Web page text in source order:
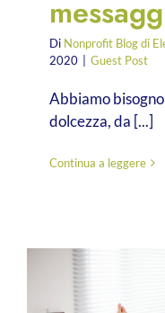
Di Nonprofit Blog di
2020
Guest Post
Abbiamo bisogno
dolcezza, da [...]
Continua a leggere